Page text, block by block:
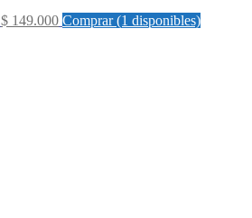
Original
$ 149.000Current
Comprar (1 disponibles)